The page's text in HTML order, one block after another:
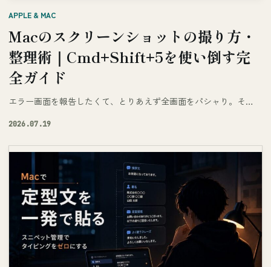
APPLE & MAC
Macのスクリーンショットの撮り方・
整理術｜Cmd+Shift+5を使い倒す完
全ガイド
エラー画面を報告したくて、とりあえず全画面をパシャり。そ…
2026.07.19